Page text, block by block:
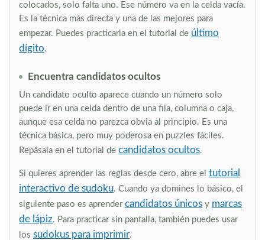
colocados, solo falta uno. Ese número va en la celda vacía.
Es la técnica más directa y una de las mejores para
empezar. Puedes practicarla en el tutorial de último
dígito.
Encuentra candidatos ocultos
Un candidato oculto aparece cuando un número solo
puede ir en una celda dentro de una fila, columna o caja,
aunque esa celda no parezca obvia al principio. Es una
técnica básica, pero muy poderosa en puzzles fáciles.
Repásala en el tutorial de candidatos ocultos.
Si quieres aprender las reglas desde cero, abre el tutorial
interactivo de sudoku. Cuando ya domines lo básico, el
siguiente paso es aprender candidatos únicos y marcas
de lápiz. Para practicar sin pantalla, también puedes usar
los sudokus para imprimir.